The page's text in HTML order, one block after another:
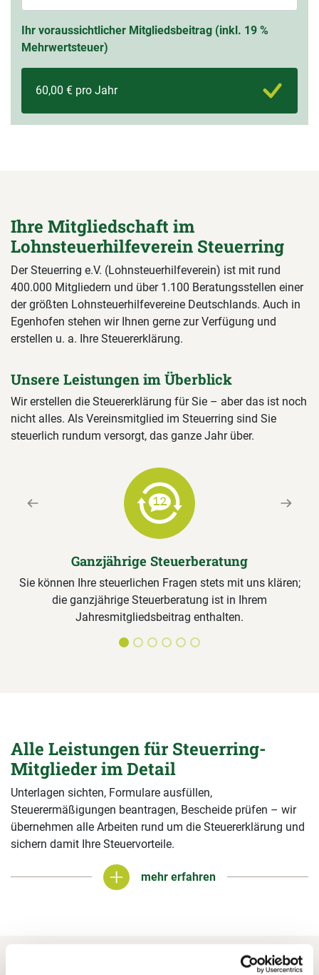
Ihr voraussichtlicher Mitgliedsbeitrag (inkl. 19 %
Mehrwertsteuer)
60,00 € pro Jahr
Ihre Mitgliedschaft im
Lohnsteuerhilfeverein Steuerring
Der Steuerring e.V. (Lohnsteuerhilfeverein) ist mit rund
400.000 Mitgliedern und über 1.100 Beratungsstellen einer
der größten Lohnsteuerhilfevereine Deutschlands. Auch in
Egenhofen stehen wir Ihnen gerne zur Verfügung und
erstellen u. a. Ihre Steuererklärung.
Unsere Leistungen im Überblick
Wir erstellen die Steuererklärung für Sie – aber das ist noch
nicht alles. Als Vereinsmitglied im Steuerring sind Sie
steuerlich rundum versorgt, das ganze Jahr über.
Ganzjährige Steuerberatung
Sie können Ihre steuerlichen Fragen stets mit uns klären;
die ganzjährige Steuerberatung ist in Ihrem
Jahresmitgliedsbeitrag enthalten.
Previous Next
Alle Leistungen für Steuerring-
Mitglieder im Detail
Unterlagen sichten, Formulare ausfüllen,
Steuerermäßigungen beantragen, Bescheide prüfen – wir
übernehmen alle Arbeiten rund um die Steuererklärung und
sichern damit Ihre Steuervorteile.
mehr erfahren
mehr erfahren